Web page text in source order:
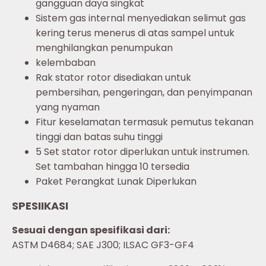
gangguan daya singkat
Sistem gas internal menyediakan selimut gas
kering terus menerus di atas sampel untuk
menghilangkan penumpukan
kelembaban
Rak stator rotor disediakan untuk
pembersihan, pengeringan, dan penyimpanan
yang nyaman
Fitur keselamatan termasuk pemutus tekanan
tinggi dan batas suhu tinggi
5 Set stator rotor diperlukan untuk instrumen.
Set tambahan hingga 10 tersedia
Paket Perangkat Lunak Diperlukan
SPESIIKASI
Sesuai dengan spesifikasi dari:
ASTM D4684; SAE J300; ILSAC GF3-GF4